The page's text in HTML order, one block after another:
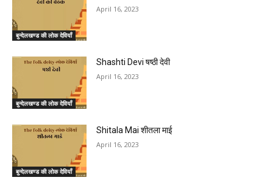
बुन्देलखण्ड की लोक देवियाँ
April 16, 2023
बुन्देलखण्ड की लोक देवियाँ
Shashti Devi षष्ठी देवी
April 16, 2023
बुन्देलखण्ड की लोक देवियाँ
Shitala Mai शीतला माई
April 16, 2023